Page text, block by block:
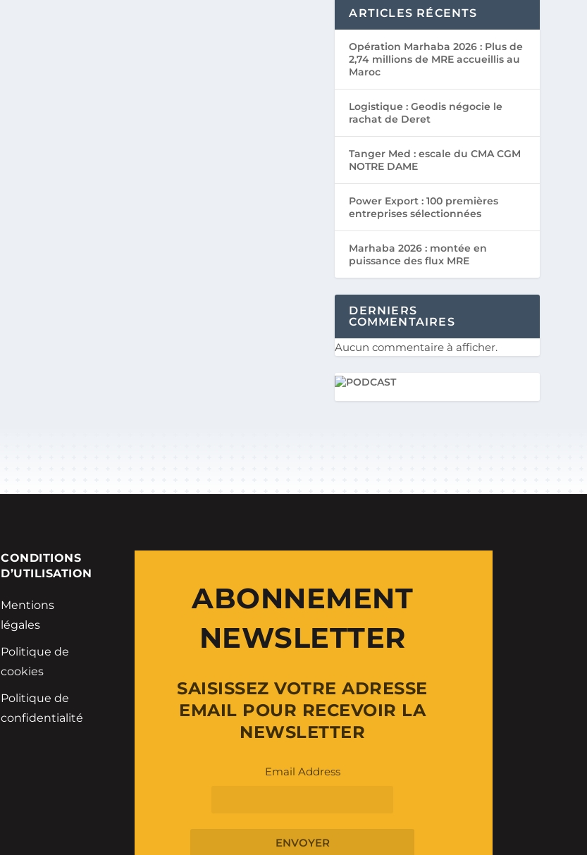
ARTICLES RÉCENTS
Opération Marhaba 2026 : Plus de
2,74 millions de MRE accueillis au
Maroc
Logistique : Geodis négocie le
rachat de Deret
Tanger Med : escale du CMA CGM
NOTRE DAME
Power Export : 100 premières
entreprises sélectionnées
Marhaba 2026 : montée en
puissance des flux MRE
DERNIERS
COMMENTAIRES
Aucun commentaire à afficher.
CONDITIONS
D’UTILISATION
Mentions
légales
Politique de
cookies
Politique de
confidentialité
ABONNEMENT
NEWSLETTER
SAISISSEZ VOTRE ADRESSE
EMAIL POUR RECEVOIR LA
NEWSLETTER
Email Address